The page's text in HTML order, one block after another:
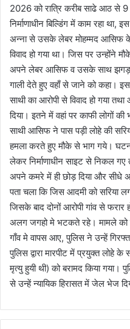
2026 को रात्रि करीब साढे आठ से
निर्माणाधीन बिल्डिंग में काम रहा
अन्ना से उसके लेबर मोहम्मद आसिफ
विवाद हो गया था। जिस पर उन्होंने
अपने लेबर आसिफ व उसके साथ
गाली देते हुए वहाँ से जाने को कहा।
साथी का आरोपी से विवाद हो गया
दिया। इतने में वहां पर काफी लोगों
साथी आसिफ ने पास पड़ी लोहे की
हमला करते हुए मौके से भाग गये।
लेकर निर्माणाधीन साइट से निकल गए
अपने कमरे में ही छोड़ दिया और सीधे
पता चला कि जिस आदमी को सरिया
जिसके बाद दोनों आरोपी गांव से
अलग जगहो मे भटकते रहे। मामले को
गाँव मे वापस आए, पुलिस ने उन्हें
पुलिस द्वारा मारपीट में प्रयुक्त लोहे
मृत्यु हुयी थी) को बरामद किया गया।
से उन्हें न्यायिक हिरासत में जेल भेज